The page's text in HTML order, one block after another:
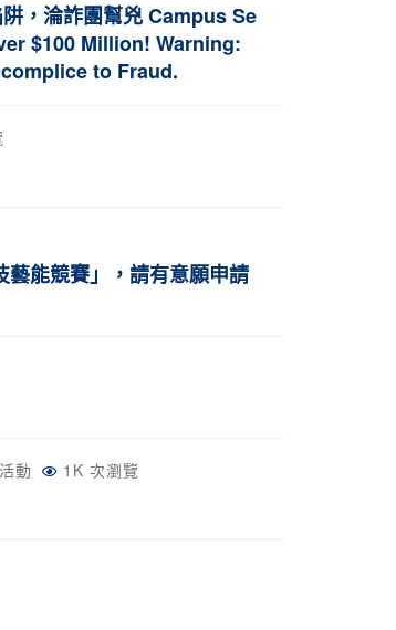
，淪詐團幫兇 Campus Se
$100 Million! Warning:
to Fraud.
藝能競賽」，請有意願申請
動 1K 次瀏覽